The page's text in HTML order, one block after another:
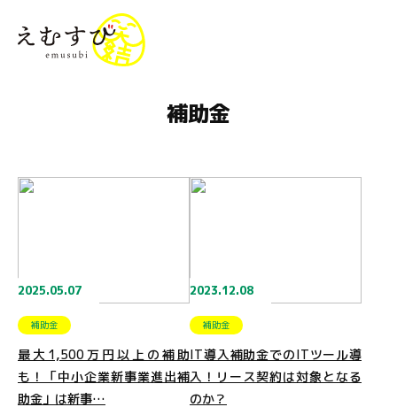
補助金
2025.05.07
補助金
最大1,500万円以上の補助
も！「中小企業新事業進出補
助金」は新事…
2023.12.08
補助金
IT導入補助金でのITツール導
入！リース契約は対象となる
のか？